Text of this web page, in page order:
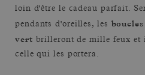
loin d'être le cadeau parfait.
pendants d'oreilles, les
vert brilleront de mille feux et
celle qui les portera.